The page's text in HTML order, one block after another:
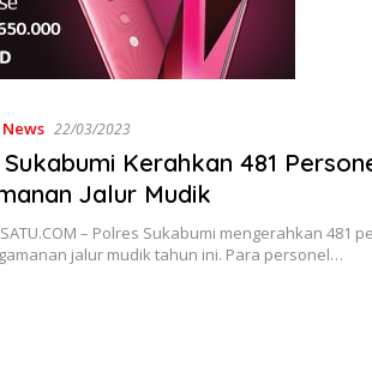
News 22/03/2023
Kerahkan 481
Jalur Mudik
– Polres Sukabumi mengerahkan 481
jalur mudik tahun ini. Para personel…